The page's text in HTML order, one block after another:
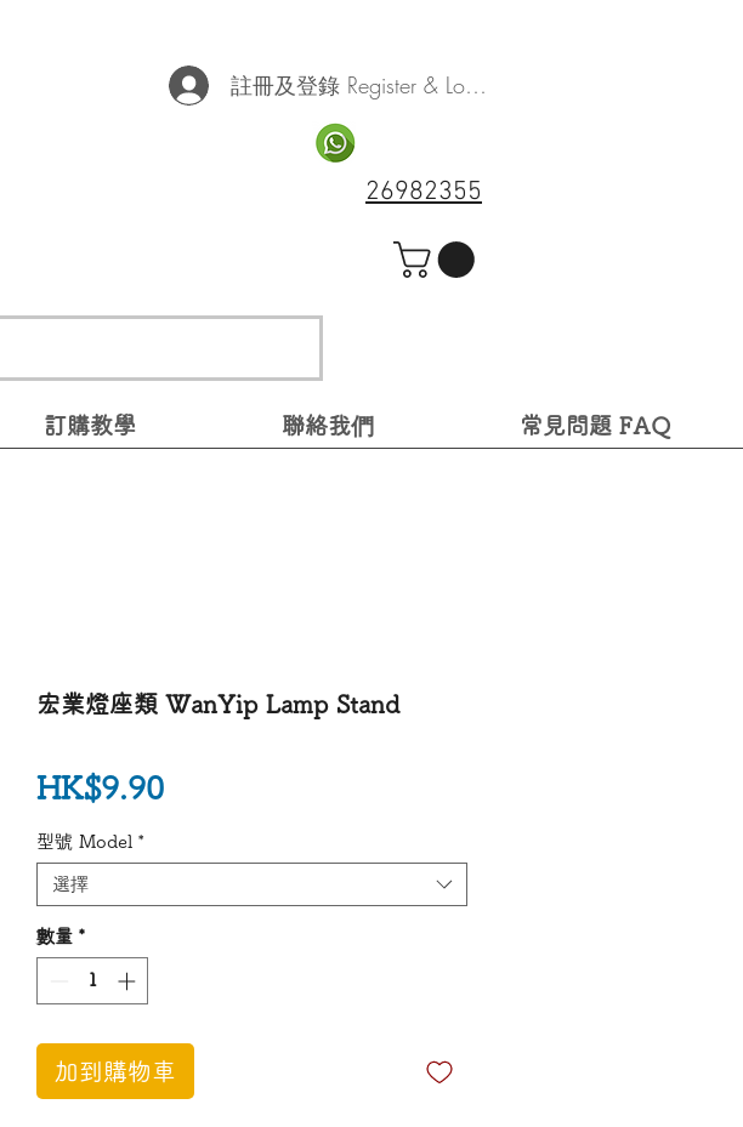
註冊及登錄 Register & Log In
26982355
訂購教學 聯絡我們 常見問題 FAQ
宏業燈座類 WanYip Lamp Stand
HK$9.90價格
型號 Model *
選擇
數量 *
加到購物車